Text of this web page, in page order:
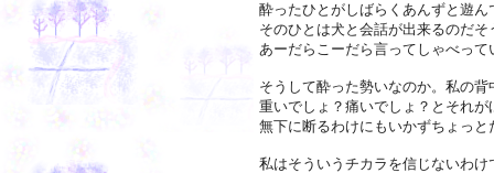
酔ったひとがしばらくあんずと遊ん
そのひとは犬と会話が出来るのだそ
あーだらこーだら言ってしゃべっ
そうして酔った勢いなのか。私の
重いでしょ？痛いでしょ？とそれ
無下に断るわけにもいかずちょっ
私はそういうチカラを信じないわけ